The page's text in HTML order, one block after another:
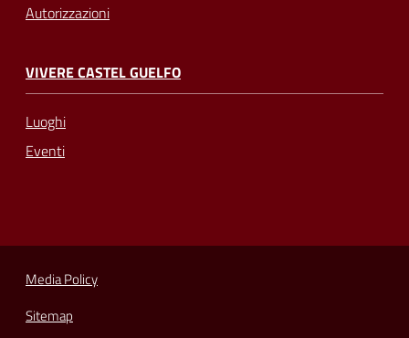
Autorizzazioni
VIVERE CASTEL GUELFO
Luoghi
Eventi
Media Policy
Sitemap